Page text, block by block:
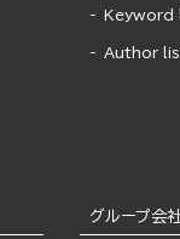
Keyword
Author
グループ会